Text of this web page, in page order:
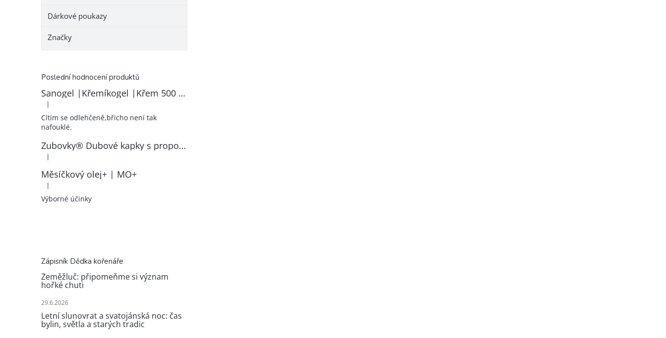
Dárkové poukazy
Značky
Poslední hodnocení produktů
Sanogel |Křemíkogel |Křem 500 ml
Hodnocení produktu je 5 z 5 hvězdiček.
|
Cítím se odlehčeně,břicho není tak
nafouklé.
Zubovky® Dubové kapky s propolisem | RK–ZP
Hodnocení produktu je 5 z 5 hvězdiček.
|
Měsíčkový olej+ | MO+
Hodnocení produktu je 5 z 5 hvězdiček.
|
Výborné účinky
Zápisník Dědka kořenáře
Zeměžluč: připomeňme si význam
hořké chuti
29.6.2026
Letní slunovrat a svatojánská noc: čas
bylin, světla a starých tradic